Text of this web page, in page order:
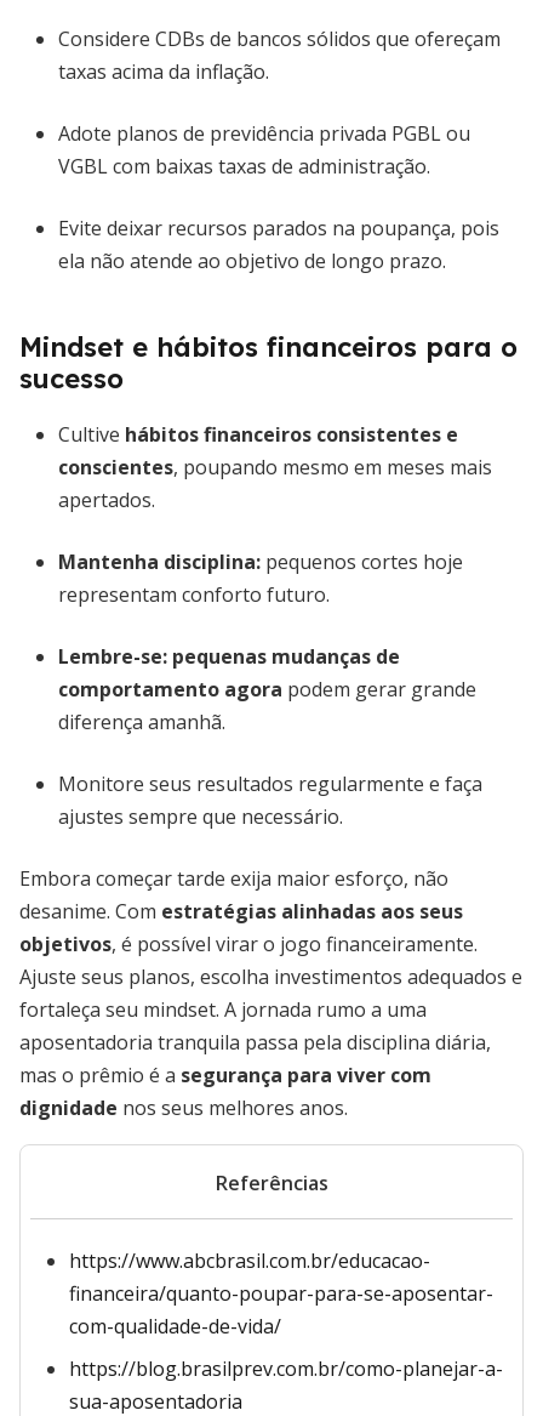
Considere CDBs de bancos sólidos que ofereçam
taxas acima da inflação.
Adote planos de previdência privada PGBL ou
VGBL com baixas taxas de administração.
Evite deixar recursos parados na poupança, pois
ela não atende ao objetivo de longo prazo.
Mindset e hábitos financeiros para o
sucesso
Cultive hábitos financeiros consistentes e
conscientes, poupando mesmo em meses mais
apertados.
Mantenha disciplina: pequenos cortes hoje
representam conforto futuro.
Lembre-se: pequenas mudanças de
comportamento agora podem gerar grande
diferença amanhã.
Monitore seus resultados regularmente e faça
ajustes sempre que necessário.
Embora começar tarde exija maior esforço, não
desanime. Com estratégias alinhadas aos seus
objetivos, é possível virar o jogo financeiramente.
Ajuste seus planos, escolha investimentos adequados e
fortaleça seu mindset. A jornada rumo a uma
aposentadoria tranquila passa pela disciplina diária,
mas o prêmio é a segurança para viver com
dignidade nos seus melhores anos.
Referências
https://www.abcbrasil.com.br/educacao-
financeira/quanto-poupar-para-se-aposentar-
com-qualidade-de-vida/
https://blog.brasilprev.com.br/como-planejar-a-
sua-aposentadoria